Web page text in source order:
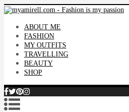
ABOUT ME
FASHION
MY OUTFITS
TRAVELLING
BEAUTY
SHOP